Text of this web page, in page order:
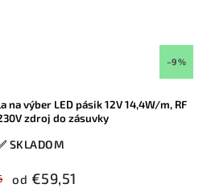
–9 %
na výber LED pásik 12V 14,4W/m, RF
zdroj do zásuvky
SKLADOM
od €59,51